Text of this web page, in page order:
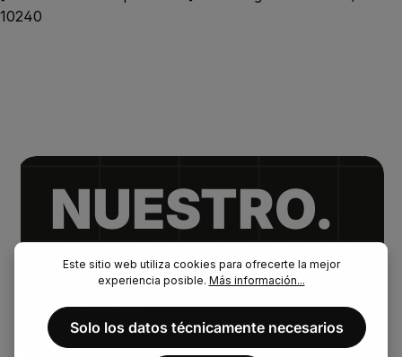
10240
NUESTRO.
COMPROM
ISO
Este sitio web utiliza cookies para ofrecerte la mejor
experiencia posible. Más información...
Solo los datos técnicamente necesarios